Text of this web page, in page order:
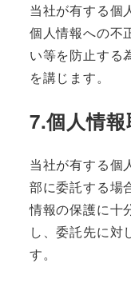
当社が有する個
個人情報への不
い等を防止する
を講じます。
7.個人情
当社が有する個
部に委託する場
情報の保護に十
し、委託先に対
す。